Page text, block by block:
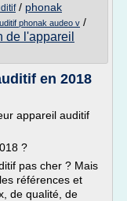
/ phonak
phonak audeo v /
de l'appareil
en 2018
appareil auditif
?
pas cher ? Mais
références et
de qualité, de